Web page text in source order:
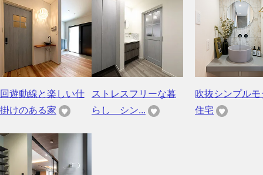
回遊動線と楽しい仕
掛けのある家
ストレスフリーな暮
らし シン...
吹抜シンプルモ
住宅